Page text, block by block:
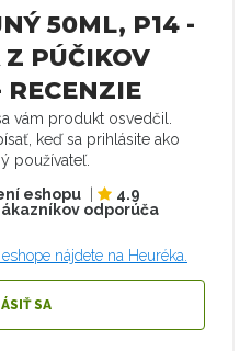
50ML, P14 -
PÚČIKOV
vám produkt osvedčil.
keď sa prihlásite ako
používateľ.
eshopu
4.9
odporúča
nájdete na Heuréka.
SA